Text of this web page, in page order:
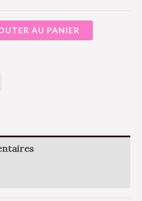
AU PANIER